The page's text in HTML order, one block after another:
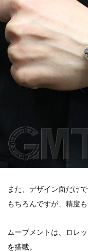
また、デザイン面だけ
もちろんですが、精度
ムーブメントは、ロレ
を搭載。